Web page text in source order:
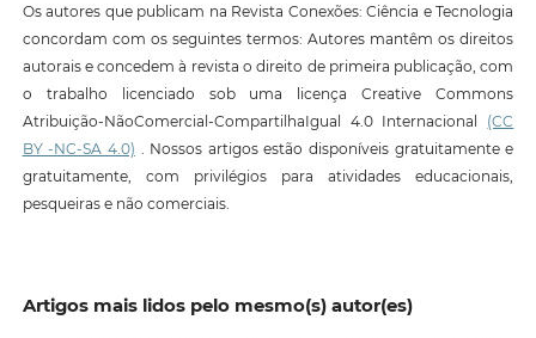
Os autores que publicam na Revista Conexões: Ciência e Tecnologia
concordam com os seguintes termos: Autores mantêm os direitos
autorais e concedem à revista o direito de primeira publicação, com
o trabalho licenciado sob uma licença Creative Commons
Atribuição-NãoComercial-CompartilhaIgual 4.0 Internacional (CC
BY -NC-SA 4.0) . Nossos artigos estão disponíveis gratuitamente e
gratuitamente, com privilégios para atividades educacionais,
pesqueiras e não comerciais.
Artigos mais lidos pelo mesmo(s) autor(es)